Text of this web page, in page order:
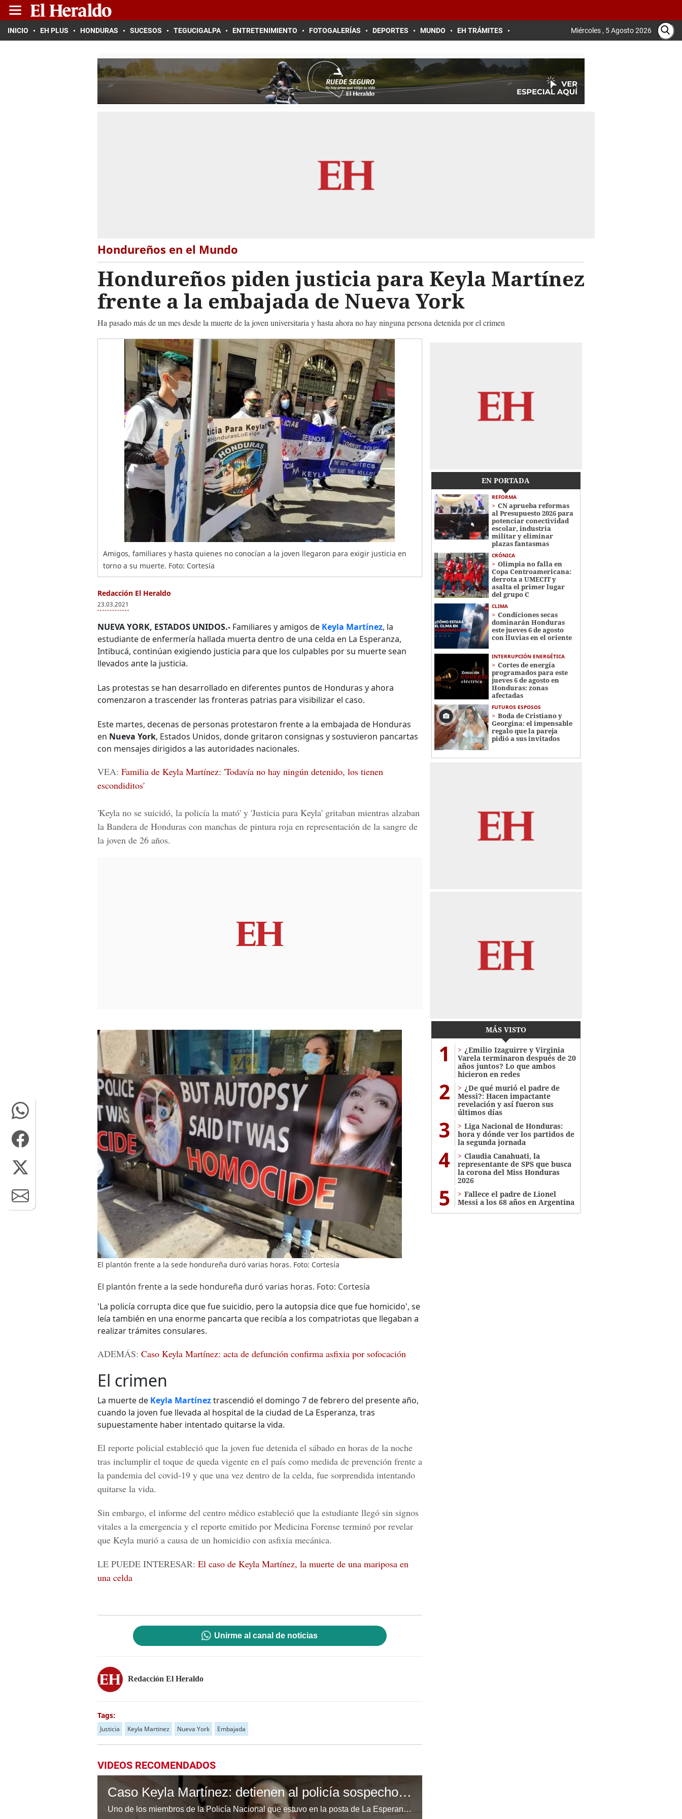
INICIO EH PLUS HONDURAS SUCESOS TEGUCIGALPA ENTRETENIMIENTO FOTOGALERÍAS DEPORTES MUNDO EH TRÁMITES Miércoles , 5 Agosto 2026
Hondureños en el Mundo
Hondureños piden justicia para Keyla Martínez
frente a la embajada de Nueva York
Ha pasado más de un mes desde la muerte de la joven universitaria y hasta ahora no hay ninguna persona detenida por el crimen
Amigos, familiares y hasta quienes no conocían a la joven llegaron para exigir justicia en
torno a su muerte. Foto: Cortesía
Redacción El Heraldo
23.03.2021
NUEVA YORK, ESTADOS UNIDOS.- Familiares y amigos de Keyla Martínez, la
estudiante de enfermería hallada muerta dentro de una celda en La Esperanza,
Intibucá, continúan exigiendo justicia para que los culpables por su muerte sean
llevados ante la justicia.
Las protestas se han desarrollado en diferentes puntos de Honduras y ahora
comenzaron a trascender las fronteras patrias para visibilizar el caso.
Este martes, decenas de personas protestaron frente a la embajada de Honduras
en Nueva York, Estados Unidos, donde gritaron consignas y sostuvieron pancartas
con mensajes dirigidos a las autoridades nacionales.
VEA: Familia de Keyla Martínez: 'Todavía no hay ningún detenido, los tienen
escondiditos'
'Keyla no se suicidó, la policía la mató' y 'Justicia para Keyla' gritaban mientras alzaban
la Bandera de Honduras con manchas de pintura roja en representación de la sangre de
la joven de 26 años.
El plantón frente a la sede hondureña duró varias horas. Foto: Cortesía
El plantón frente a la sede hondureña duró varias horas. Foto: Cortesía
'La policía corrupta dice que fue suicidio, pero la autopsia dice que fue homicido', se
leía también en una enorme pancarta que recibía a los compatriotas que llegaban a
realizar trámites consulares.
ADEMÁS: Caso Keyla Martínez: acta de defunción confirma asfixia por sofocación
El crimen
La muerte de Keyla Martíneztrascendió el domingo 7 de febrero del presente año,
cuando la joven fue llevada al hospital de la ciudad de La Esperanza, tras
supuestamente haber intentado quitarse la vida.
El reporte policial estableció que la joven fue detenida el sábado en horas de la noche
tras inclumplir el toque de queda vigente en el país como medida de prevención frente a
la pandemia del covid-19 y que una vez dentro de la celda, fue sorprendida intentando
quitarse la vida.
Sin embargo, el informe del centro médico estableció que la estudiante llegó sin signos
vitales a la emergencia y el reporte emitido por Medicina Forense terminó por revelar
que Keyla murió a causa de un homicidio con asfixia mecánica.
LE PUEDE INTERESAR: El caso de Keyla Martínez, la muerte de una mariposa en
una celda
Unirme al canal de noticias
Redacción El Heraldo
Tags:
Justicia Keyla Martinez Nueva York Embajada
VIDEOS RECOMENDADOS
Caso Keyla Martínez: detienen al policía sospechoso del homicidio
Uno de los miembros de la Policía Nacional que estuvo en la posta de La Esperanza, Intibucá, cuando se registró la muerte de la universitaria Keyla Martínez, fue capturado por elementos de la Agencia Técnica de Investigación Criminal (Atic) en cumplimiento a un requerimiento fiscal en su contra.
EN PORTADA
REFORMA
CN aprueba reformas
al Presupuesto 2026 para
potenciar conectividad
escolar, industria
militar y eliminar
plazas fantasmas
CRÓNICA
Olimpia no falla en
Copa Centroamericana:
derrota a UMECIT y
asalta el primer lugar
del grupo C
CLIMA
Condiciones secas
dominarán Honduras
este jueves 6 de agosto
con lluvias en el oriente
INTERRUPCIÓN ENERGÉTICA
Cortes de energía
programados para este
jueves 6 de agosto en
Honduras: zonas
afectadas
FUTUROS ESPOSOS
Boda de Cristiano y
Georgina: el impensable
regalo que la pareja
pidió a sus invitados
MÁS VISTO
1
¿Emilio Izaguirre y Virginia
Varela terminaron después de 20
años juntos? Lo que ambos
hicieron en redes
2
¿De qué murió el padre de
Messi?: Hacen impactante
revelación y así fueron sus
últimos días
3
Liga Nacional de Honduras:
hora y dónde ver los partidos de
la segunda jornada
4
Claudia Canahuati, la
representante de SPS que busca
la corona del Miss Honduras
2026
5
Fallece el padre de Lionel
Messi a los 68 años en Argentina